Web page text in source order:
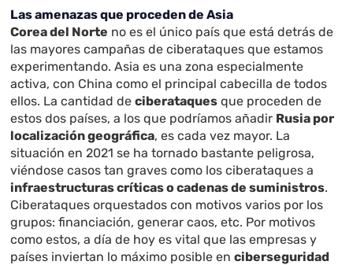
Las amenazas que proceden de Asia
Corea del Norte no es el único país que está detrás de
las mayores campañas de ciberataques que estamos
experimentando. Asia es una zona especialmente
activa, con China como el principal cabecilla de todos
ellos. La cantidad deciberataques que proceden de
estos dos países, a los que podríamos añadir Rusia por
localización geográfica, es cada vez mayor. La
situación en 2021 se ha tornado bastante peligrosa,
viéndose casos tan graves como los ciberataques a
infraestructuras críticas o cadenas de suministros.
Ciberataques orquestados con motivos varios por los
grupos: financiación, generar caos, etc. Por motivos
como estos, a día de hoy es vital que las empresas y
países inviertan lo máximo posible enciberseguridad